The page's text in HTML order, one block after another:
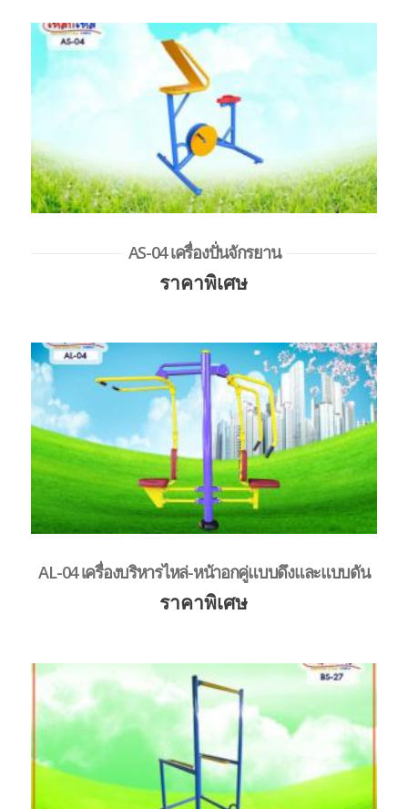
AS-04 เครื่องปั่นจักรยาน
ราคาพิเศษ
AL-04 เครื่องบริหารไหล่-หน้าอกคู่แบบดึงและแบบดัน
ราคาพิเศษ